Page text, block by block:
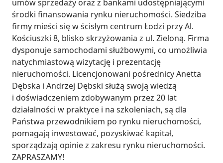
umów sprzedaży oraz z bankami udostępniającymi
środki finansowania rynku nieruchomości. Siedziba
firmy mieści się w ścisłym centrum Łodzi przy Al.
Kościuszki 8, blisko skrzyżowania z ul. Zieloną. Firma
dysponuje samochodami służbowymi, co umożliwia
natychmiastową wizytację i prezentację
nieruchomości. Licencjonowani pośrednicy Anetta
Dębska i Andrzej Dębski służą swoją wiedzą
i doświadczeniem zdobywanym przez 20 lat
działalności w praktyce i na szkoleniach, są dla
Państwa przewodnikiem po rynku nieruchomości,
pomagają inwestować, pozyskiwać kapitał,
sporządzają opinie z zakresu rynku nieruchomości.
ZAPRASZAMY!